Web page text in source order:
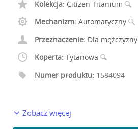
Kolekcja: Citizen Titanium
Mechanizm: Automatyczny
Przeznaczenie: Dla mężczyzny
Koperta: Tytanowa
Numer produktu: 1584094
Zobacz więcej